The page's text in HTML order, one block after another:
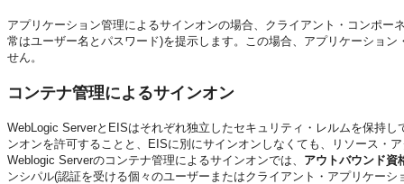
アプリケーション管理によるサインオンの場合、クライアント・コンポ
常はユーザー名とパスワード)を提示します。この場合、アプリケーショ
せん。
コンテナ管理によるサインオン
WebLogic ServerとEISはそれぞれ独立したセキュリティ・レルムを保持
ンオンを許可することと、EISに別にサインオンしなくても、リソース・
Weblogic Serverのコンテナ管理によるサインオンでは、 アウトバウンド資
ンシパル(認証を受ける個々のユーザーまたはクライアント・アプリケー